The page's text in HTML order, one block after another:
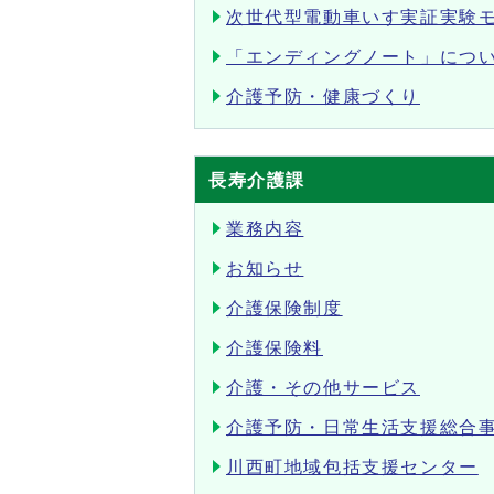
次世代型電動車いす実証実験
「エンディングノート」につ
介護予防・健康づくり
長寿介護課
業務内容
お知らせ
介護保険制度
介護保険料
介護・その他サービス
介護予防・日常生活支援総合
川西町地域包括支援センター